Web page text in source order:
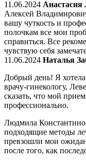
11.06.2024 Анастасия
Алексей
вашу чуткость и
полочкам все мои
справиться. Все
чувствую себя
11.06.2024 Наталья
Добрый день! Я
врачу-гинекологу,
сказать, что мой
профессионально.
Людмила
подходящие методы
превзошли мои
после того, как